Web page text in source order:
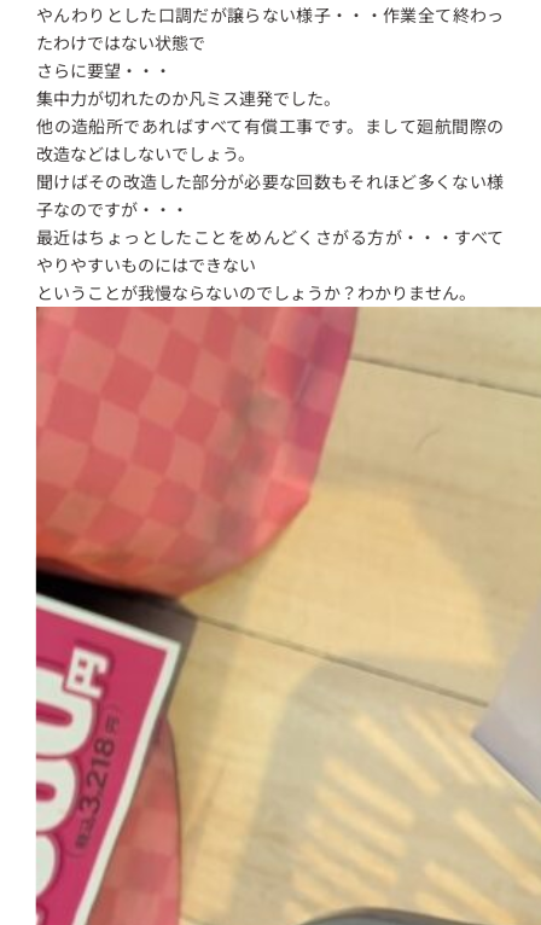
やんわりとした口調だが譲らない様子・・・作業全て終わっ
たわけではない状態で
さらに要望・・・
集中力が切れたのか凡ミス連発でした。
他の造船所であればすべて有償工事です。まして廻航間際の
改造などはしないでしょう。
聞けばその改造した部分が必要な回数もそれほど多くない様
子なのですが・・・
最近はちょっとしたことをめんどくさがる方が・・・すべて
やりやすいものにはできない
ということが我慢ならないのでしょうか？わかりません。